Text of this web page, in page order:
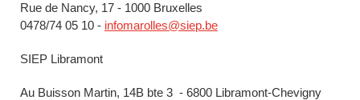
Rue de Nancy, 17 - 1000 Bruxelles
0478/74 05 10 - infomarolles@siep.be
SIEP Libramont
Au Buisson Martin, 14B bte 3 - 6800 Libramont-Chevigny